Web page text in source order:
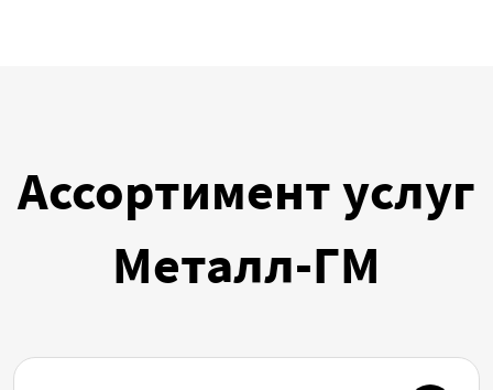
Ассортимент услуг
Металл-ГМ